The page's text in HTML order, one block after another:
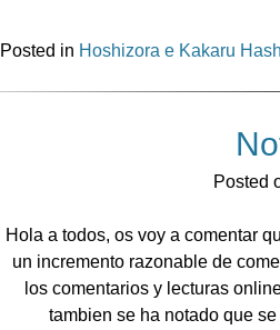
Posted in Hoshizora e Kakaru
Posted
Hola a todos, os voy a comentar
un incremento razonable de
los comentarios y lecturas
tambien se ha notado que